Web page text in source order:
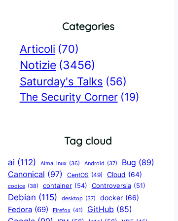
Categories
Articoli (70)
Notizie (3456)
Saturday's Talks (56)
The Security Corner (19)
Tag cloud
ai (112) AlmaLinux (36) Android (37) Bug (89)
Canonical (97) CentOS (49) Cloud (64)
codice (38) container (54) Controversia (51)
Debian (115) desktop (37) docker (66)
Fedora (69) Firefox (41) GitHub (85)